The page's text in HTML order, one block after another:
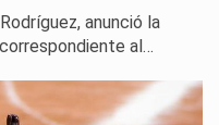
anunció la
al…